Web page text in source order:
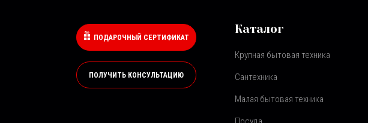
ПОДАРОЧНЫЙ СЕРТИФИКАТ
ПОЛУЧИТЬ КОНСУЛЬТАЦИЮ
Каталог
Крупная бытовая техника
Сантехника
Малая бытовая техника